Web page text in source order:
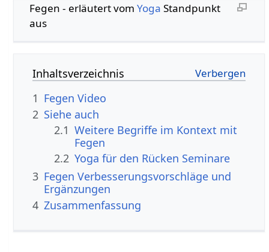
Fegen‏‎ - erläutert vom Yoga Standpunkt
aus
Inhaltsverzeichnis
1
Fegen‏‎ Video
2 Siehe auch
2.1 Weitere Begriffe im Kontext mit
2.2 Yoga für den Rücken Seminare
3 Fegen‏‎ Verbesserungsvorschläge und
Ergänzungen
4 Zusammenfassung